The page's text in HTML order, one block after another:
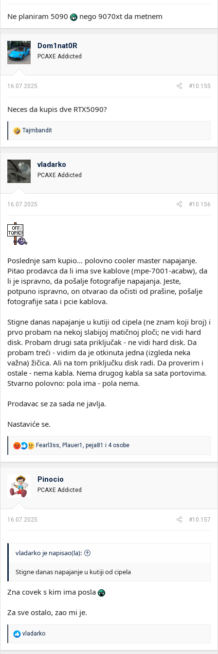
Ne planiram 5090 nego 9070xt da metnem
Dom1nat0R
PCAXE Addicted
16.07.2025. #10.155
Neces da kupis dve RTX5090?
R
a
o
v
a
n
:
Tajmbandit
vladarko
PCAXE Addicted
16.07.2025. #10.156
Poslednje sam kupio... polovno cooler master napajanje.
Pitao prodavca da li ima sve kablove (mpe-7001-acabw), da
li je ispravno, da pošalje fotografije napajanja. Jeste,
potpuno ispravno, on otvarao da očisti od prašine, pošalje
fotografije sata i pcie kablova.
Stigne danas napajanje u kutiji od cipela (ne znam koji broj) i
prvo probam na nekoj slabijoj matičnoj ploči; ne vidi hard
disk. Probam drugi sata priključak - ne vidi hard disk. Da
probam treći - vidim da je otkinuta jedna (izgleda neka
važna) žičica. Ali na tom priključku disk radi. Da proverim i
ostale - nema kabla. Nema drugog kabla sa sata portovima.
Stvarno polovno: pola ima - pola nema.
Prodavac se za sada ne javlja.
Nastaviće se.
R
a
o
v
a
j
:
Fearl3ss, Plauer1 , peja81 i 4 osobe
Pinocio
PCAXE Addicted
16.07.2025. #10.157
vladarko je napisao(la):
Stigne danas napajanje u kutiji od cipela
Zna covek s kim ima posla
Za sve ostalo, zao mi je.
R
a
vladarko